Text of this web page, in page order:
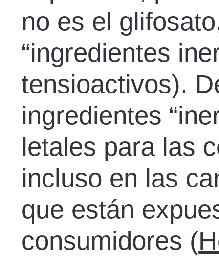
no es el
“ingredientes
tensioactivos).
ingredientes
letales para las
incluso en las
que están
consumidores (